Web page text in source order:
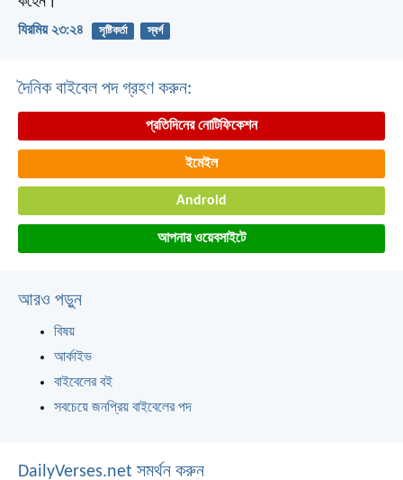
যিরমিয় ২৩:২৪ সৃষ্টিকর্তা স্বর্গ
দৈনিক বাইবেল পদ গ্রহণ করুন:
প্রতিদিনের নোটিফিকেশন
ইমেইল
Android
আপনার ওয়েবসাইটে
আরও পড়ুন
বিষয়
আর্কাইভ
বাইবেলের বই
সবচেয়ে জনপ্রিয় বাইবেলের পদ
DailyVerses.net সমর্থন করুন